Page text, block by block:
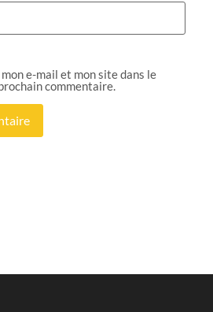
e-mail et mon site dans le
commentaire.